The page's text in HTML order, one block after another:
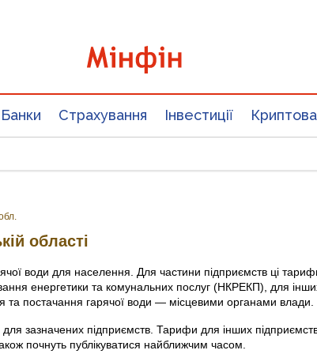
Банки Страхування Інвестиції
області
води для населення. Для частини підприємств ці
енергетики та комунальних послуг (НКРЕКП), для
та постачання гарячої води — місцевими органами влади.
зазначених підприємств. Тарифи для інших
почнуть публікуватися найближчим часом.